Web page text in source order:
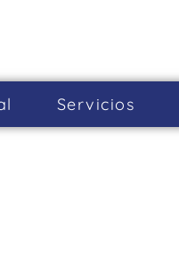
Servicios